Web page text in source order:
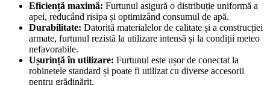
Eficiență maximă: Furtunul asigură o distribuție uniformă a
apei, reducând risipa și optimizând consumul de apă.
Durabilitate: Datorită materialelor de calitate și a construcției
armate, furtunul rezistă la utilizare intensă și la condiții meteo
nefavorabile.
Ușurință în utilizare: Furtunul este ușor de conectat la
robinetele standard și poate fi utilizat cu diverse accesorii
pentru grădinărit.